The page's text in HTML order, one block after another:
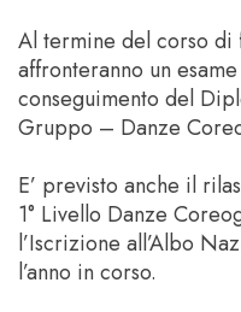
Al termine del corso
affronteranno un
conseguimento del
Gruppo – Danze
E’ previsto anche il
1° Livello Danze
l’Iscrizione all’Albo
l’anno in corso.